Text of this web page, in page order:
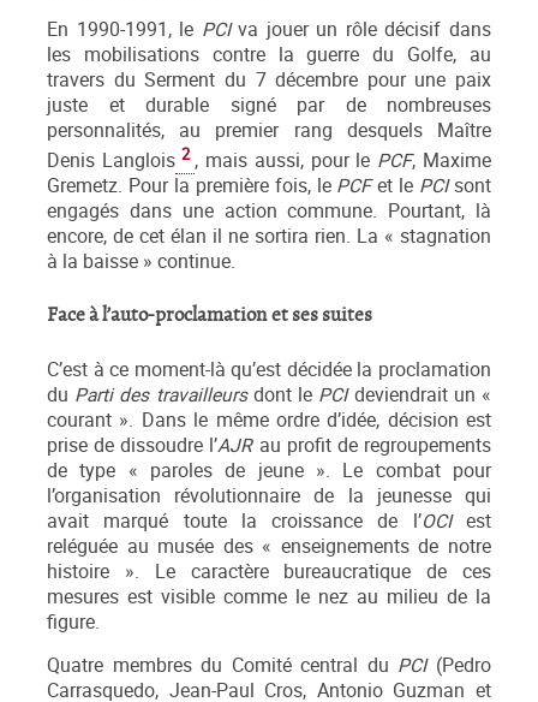
En 1990-1991, le PCIva jouer un rôle décisif dans
les mobilisations contre la guerre du Golfe, au
travers du Serment du 7 décembre pour une paix
juste et durable signé par de nombreuses
personnalités, au premier rang desquels Maître
Denis Langlois2 , mais aussi, pour le PCF, Maxime
Gremetz. Pour la première fois, le PCFet le PCIsont
engagés dans une action commune. Pourtant, là
encore, de cet élan il ne sortira rien. La « stagnation
à la baisse » continue.
Face à l’auto-proclamation et ses suites
C’est à ce moment-là qu’est décidée la proclamation
du Parti des travailleursdont le PCIdeviendrait un «
courant ». Dans le même ordre d’idée, décision est
prise de dissoudre l’AJRau profit de regroupements
de type « paroles de jeune ». Le combat pour
l’organisation révolutionnaire de la jeunesse qui
avait marqué toute la croissance de l’OCIest
reléguée au musée des « enseignements de notre
histoire ». Le caractère bureaucratique de ces
mesures est visible comme le nez au milieu de la
figure.
Quatre membres du Comité central du PCI(Pedro
Carrasquedo, Jean-Paul Cros, Antonio Guzman et